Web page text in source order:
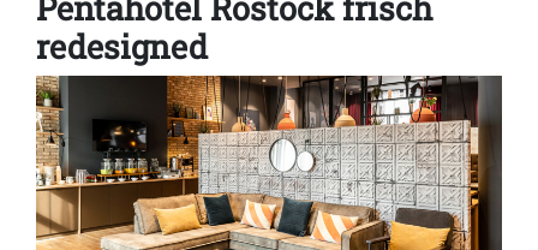
redesigned